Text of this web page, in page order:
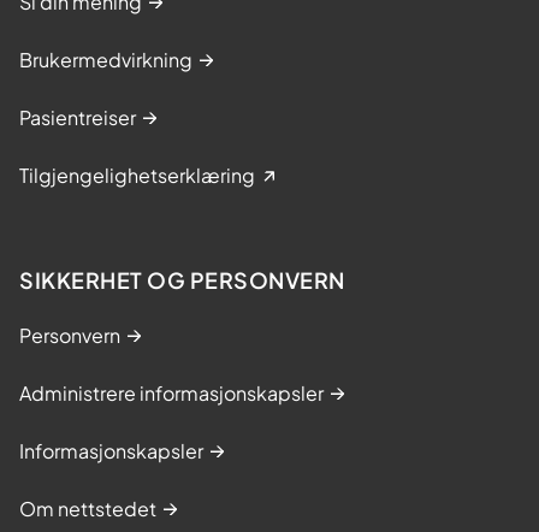
Brukermedvirkning
Pasientreiser
Tilgjengelighetserklæring
SIKKERHET OG PERSONVERN
Personvern
Administrere informasjonskapsler
Informasjonskapsler
Om nettstedet